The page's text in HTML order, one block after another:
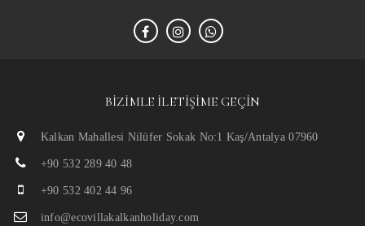
BIZIMLE İLETIŞIME GEÇIN
Kalkan Mahallesi Nilüfer Sokak No:1 Kaş/Antalya 07960
+90 532 289 40 48
+90 532 402 44 96
info@ecovillakalkanholiday.com